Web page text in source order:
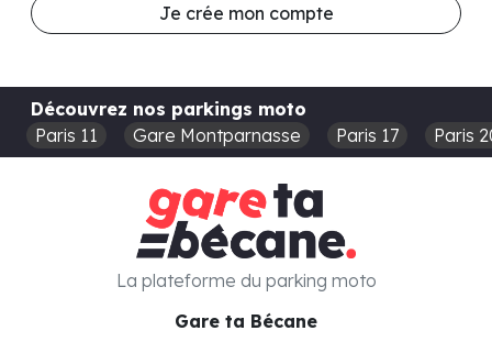
Je crée mon compte
Découvrez nos parkings moto
Paris 11
Gare Montparnasse Paris 17 Paris
Gare ta Bécane
La plateforme du parking moto